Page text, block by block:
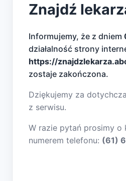
Znajdź
Informujemy, że z dniem
działalność strony
https://
zostaje zakończona.
Dziękujemy za
z serwisu.
W razie pytań prosimy o
numerem telefonu: (61)